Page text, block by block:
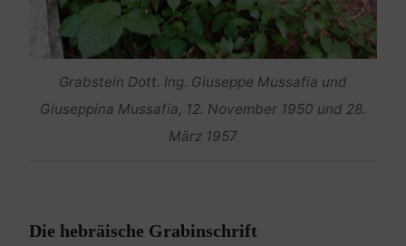
Grabstein Dott. Ing. Giuseppe Mussafia und
Giuseppina Mussafia, 12. November 1950 und 28.
März 1957
Die hebräische Grabinschrift